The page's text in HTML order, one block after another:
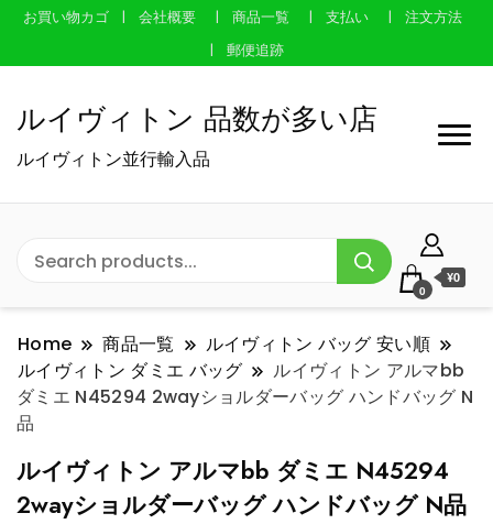
お買い物カゴ 会社概要 商品一覧 支払い
注文方法
郵便追跡
ルイヴィトン 品数が多い店
ルイヴィトン並行輸入品
0
¥0
Home 商品一覧
ルイヴィトン バッグ 安い順
ルイヴィトン ダミエ バッグ
ルイヴィトン アルマbb
ダミエ N45294 2wayショルダーバッグ ハンドバッグ N
品
ルイヴィトン アルマbb ダミエ N45294
2wayショルダーバッグ ハンドバッグ N品